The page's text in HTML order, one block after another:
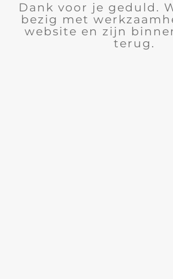
Dank voor je geduld.
bezig met
website en zijn
terug.